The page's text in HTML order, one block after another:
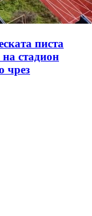
писта
стадион
чрез